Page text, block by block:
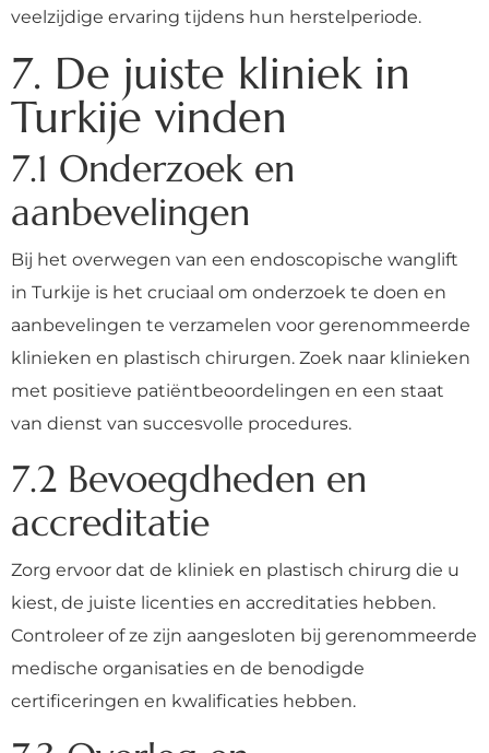
veelzijdige ervaring tijdens hun herstelperiode.
7. De juiste kliniek in
Turkije vinden
7.1 Onderzoek en
aanbevelingen
Bij het overwegen van een endoscopische wanglift
in Turkije is het cruciaal om onderzoek te doen en
aanbevelingen te verzamelen voor gerenommeerde
klinieken en plastisch chirurgen. Zoek naar klinieken
met positieve patiëntbeoordelingen en een staat
van dienst van succesvolle procedures.
7.2 Bevoegdheden en
accreditatie
Zorg ervoor dat de kliniek en plastisch chirurg die u
kiest, de juiste licenties en accreditaties hebben.
Controleer of ze zijn aangesloten bij gerenommeerde
medische organisaties en de benodigde
certificeringen en kwalificaties hebben.